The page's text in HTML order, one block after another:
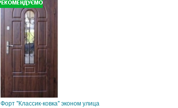
Форт "Классик-ковка" эконом улица